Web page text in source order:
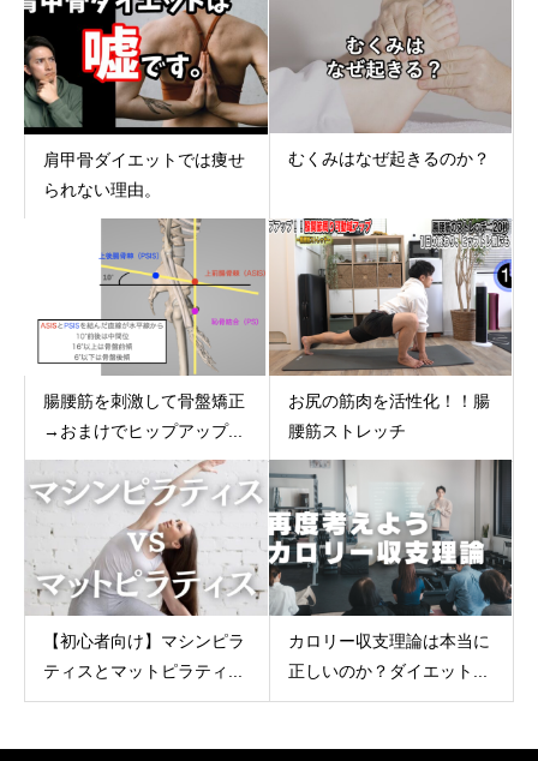
肩甲骨ダイエットでは痩せ
られない理由。
むくみはなぜ起きるのか？
腸腰筋を刺激して骨盤矯正
→おまけでヒップアップ...
お尻の筋肉を活性化！！腸
腰筋ストレッチ
【初心者向け】マシンピラ
ティスとマットピラティ...
カロリー収支理論は本当に
正しいのか？ダイエット...